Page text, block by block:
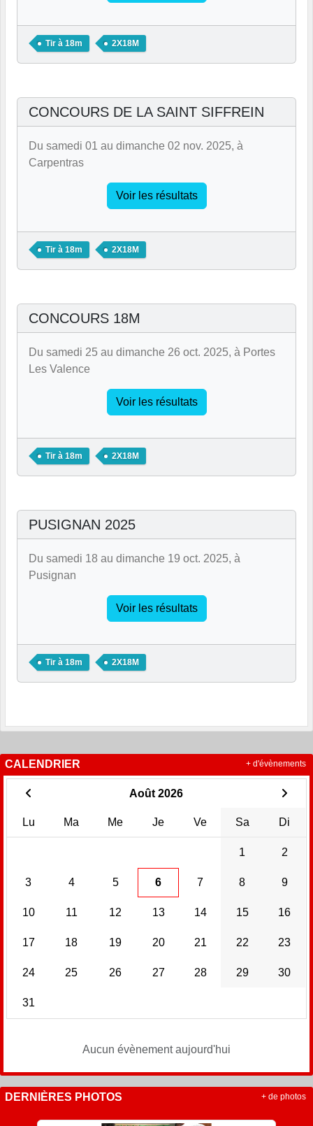
Tir à 18m 2X18M
CONCOURS DE LA SAINT SIFFREIN
Du samedi 01 au dimanche 02 nov. 2025, à
Carpentras
Voir les résultats
Tir à 18m 2X18M
CONCOURS 18M
Du samedi 25 au dimanche 26 oct. 2025, à Portes
Les Valence
Voir les résultats
Tir à 18m 2X18M
PUSIGNAN 2025
Du samedi 18 au dimanche 19 oct. 2025, à
Pusignan
Voir les résultats
Tir à 18m 2X18M
CALENDRIER
Août 2026
Lu Ma Me Je Ve Sa Di
1 2
3 4 5 6 7 8 9
10 11 12 13 14 15 16
17 18 19 20 21 22 23
24 25 26 27 28 29 30
31
Aucun évènement aujourd'hui
+ d'évènements
DERNIÈRES PHOTOS + de photos